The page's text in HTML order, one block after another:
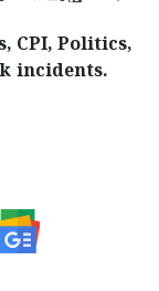
CPI, Politics,
incidents.